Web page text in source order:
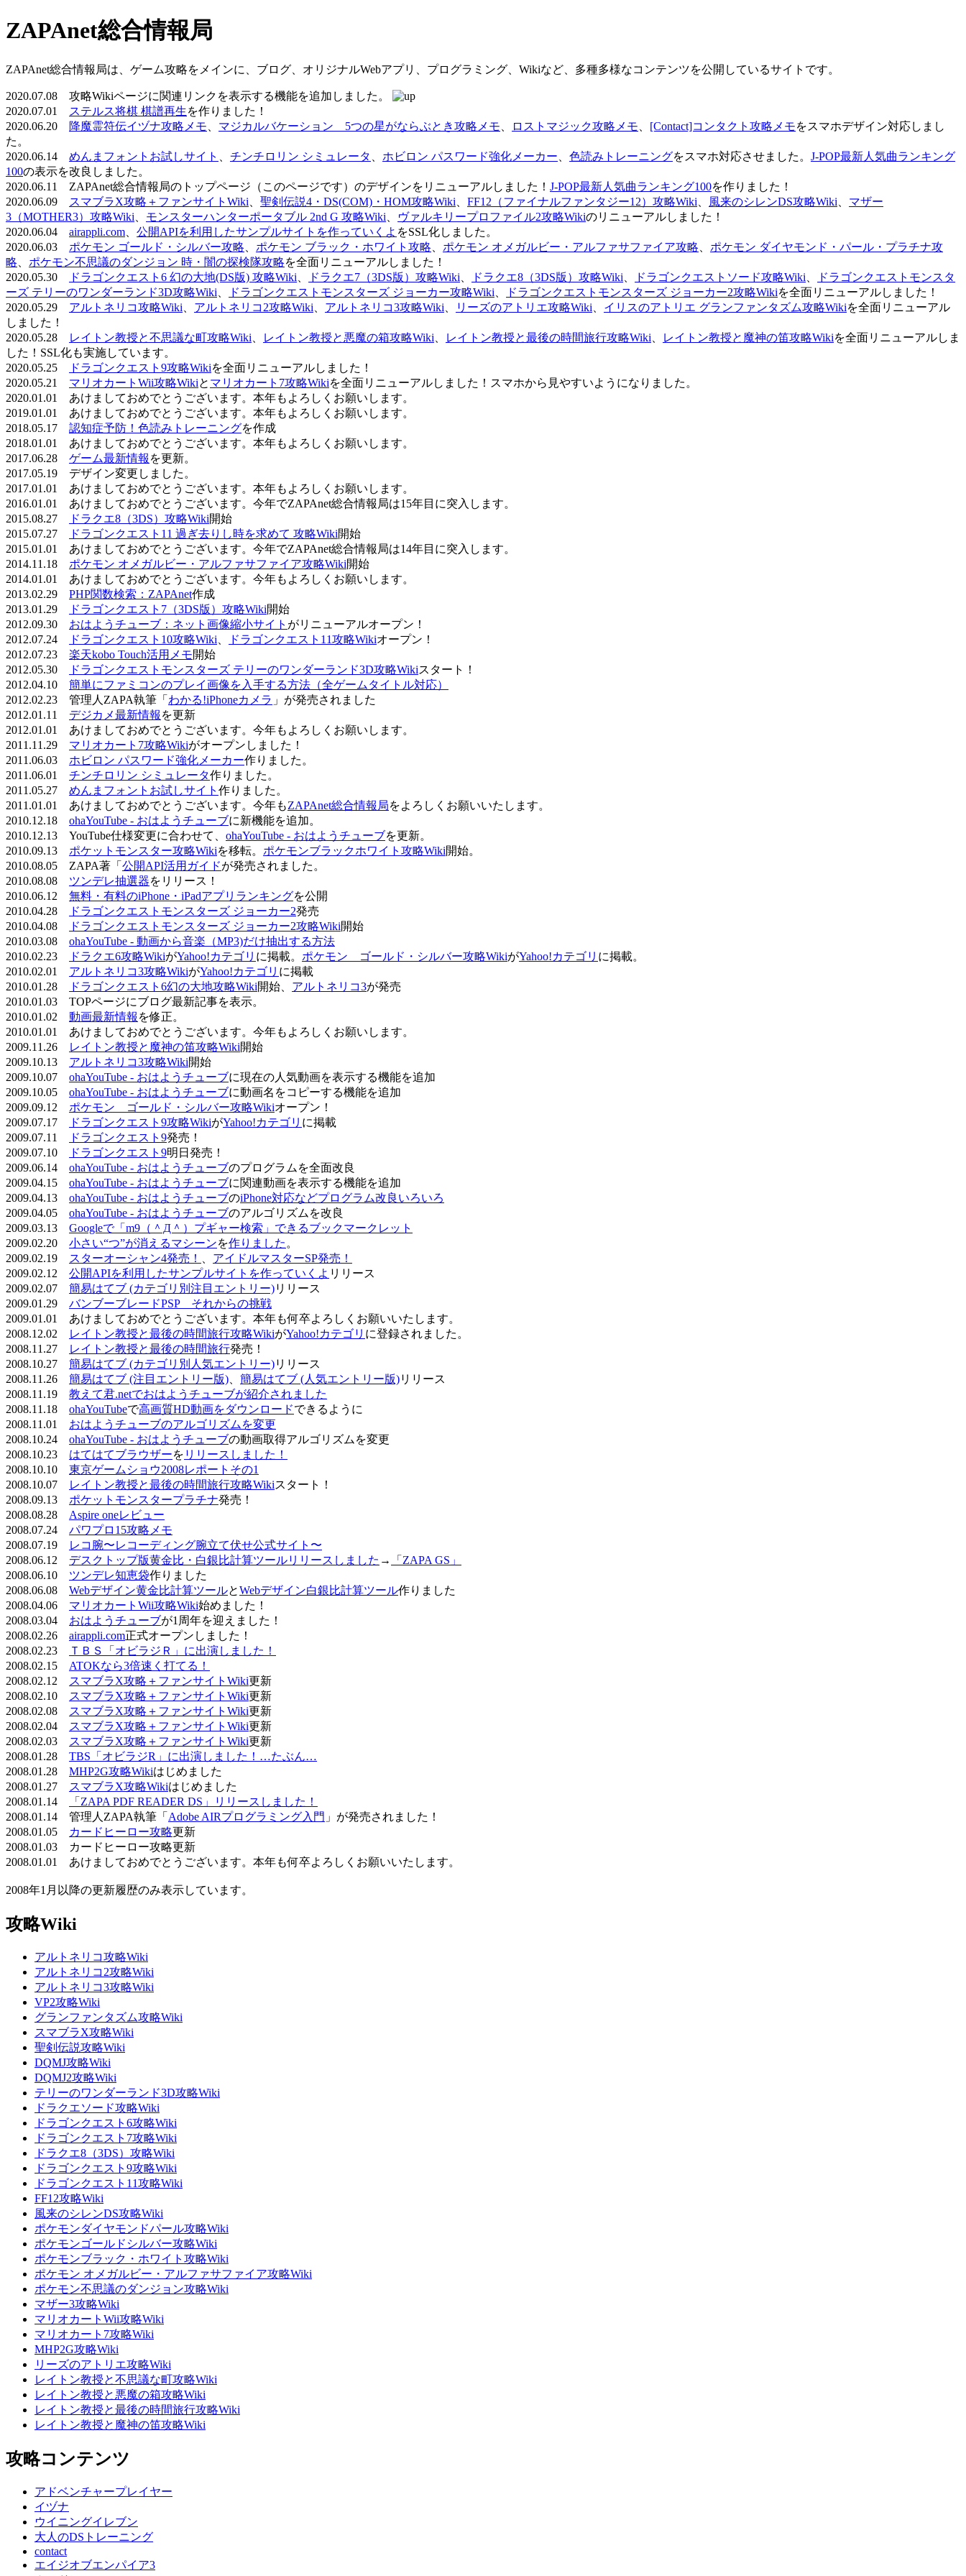
ZAPAnet総合情報局
ZAPAnet総合情報局は、ゲーム攻略をメインに、ブログ、オリジナルWebアプリ、プログラミング、Wikiなど、多種多様なコンテンツを公開しているサイトです。
2020.07.08 攻略Wikiページに関連リンクを表示する機能を追加しました。
2020.07.01
ステルス将棋 棋譜再生を作りました！
2020.06.20
降魔霊符伝イヅナ攻略メモ マジカルバケーション 5つの星がならぶとき攻略メモ ロストマジック攻略メモ [Contact]コンタクト攻略メモをスマホデザイン対応しまし
た。
2020.06.14 めんまフォントお試しサイト チンチロリン シミュレータ ホビロン パスワード強化メーカー 色読みトレーニングをスマホ対応させました。 J-POP最新人気曲ランキング
100の表示を改良しました。
2020.06.11 ZAPAnet総合情報局のトップページ（このページです）のデザインをリニューアルしました！ J-POP最新人気曲ランキング100を作りました！
2020.06.09
スマブラX攻略＋ファンサイトWiki 聖剣伝説4・DS(COM)・HOM攻略Wiki FF12（ファイナルファンタジー12）攻略Wiki 風来のシレンDS攻略Wiki
マザー
3（MOTHER3）攻略Wiki
モンスターハンターポータブル 2nd G 攻略Wiki ヴァルキリープロファイル2攻略Wikiのリニューアルしました！
2020.06.04 airappli.com 公開APIを利用したサンプルサイトを作っていくよ をSSL化しました。
2020.06.03 ポケモン ゴールド・シルバー攻略 ポケモン ブラック・ホワイト攻略 ポケモン オメガルビー・アルファサファイア攻略
ポケモン ダイヤモンド・パール・プラチナ攻
略
ポケモン不思議のダンジョン 時・闇の探検隊攻略を全面リニューアルしました！
2020.05.30
ドラゴンクエスト6 幻の大地(DS版) 攻略Wiki ドラクエ7（3DS版）攻略Wiki ドラクエ8（3DS版）攻略Wiki ドラゴンクエストソード攻略Wiki
ドラゴンクエストモンスタ
ーズ テリーのワンダーランド3D攻略Wiki
ドラゴンクエストモンスターズ ジョーカー攻略Wiki ドラゴンクエストモンスターズ ジョーカー2攻略Wikiを全面リニューアルしました！
2020.05.29 アルトネリコ攻略Wiki アルトネリコ2攻略Wiki アルトネリコ3攻略Wiki リーズのアトリエ攻略Wiki イリスのアトリエ グランファンタズム攻略Wikiを全面リニューアル
しました！
2020.05.28
レイトン教授と不思議な町攻略Wiki レイトン教授と悪魔の箱攻略Wiki レイトン教授と最後の時間旅行攻略Wiki レイトン教授と魔神の笛攻略Wikiを全面リニューアルしま
した！SSL化も実施しています。
2020.05.25
ドラゴンクエスト9攻略Wikiを全面リニューアルしました！
2020.05.21 マリオカートWii攻略Wikiと マリオカート7攻略Wikiを全面リニューアルしました！スマホから見やすいようになりました。
2020.01.01 あけましておめでとうございます。本年もよろしくお願いします。
2019.01.01 あけましておめでとうございます。本年もよろしくお願いします。
2018.05.17 認知症予防！色読みトレーニングを作成
2018.01.01 あけましておめでとうございます。本年もよろしくお願いします。
2017.06.28 ゲーム最新情報 を更新。
2017.05.19 デザイン変更しました。
2017.01.01 あけましておめでとうございます。本年もよろしくお願いします。
2016.01.01 あけましておめでとうございます。今年でZAPAnet総合情報局は15年目に突入します。
2015.08.27
ドラクエ8（3DS）攻略Wiki開始
2015.07.27
ドラゴンクエスト11 過ぎ去りし時を求めて 攻略Wiki開始
2015.01.01 あけましておめでとうございます。今年でZAPAnet総合情報局は14年目に突入します。
2014.11.18 ポケモン オメガルビー・アルファサファイア攻略Wiki開始
2014.01.01 あけましておめでとうございます。今年もよろしくお願いします。
2013.02.29 PHP関数検索：ZAPAnet作成
2013.01.29
ドラゴンクエスト7（3DS版）攻略Wiki開始
2012.09.30 おはようチューブ：ネット画像縮小サイト がリニューアルオープン！
2012.07.24
ドラゴンクエスト10攻略Wiki ドラゴンクエスト11攻略Wikiオープン！
2012.07.23 楽天kobo Touch活用メモ開始
2012.05.30
ドラゴンクエストモンスターズ テリーのワンダーランド3D攻略Wikiスタート！
2012.04.10 簡単にファミコンのプレイ画像を入手する方法（全ゲームタイトル対応）
2012.02.23 管理人ZAPA執筆「 わかる!iPhoneカメラ 」が発売されました
2012.01.11 デジカメ最新情報 を更新
2012.01.01 あけましておめでとうございます。今年もよろしくお願いします。
2011.11.29 マリオカート7攻略Wikiがオープンしました！
2011.06.03 ホビロン パスワード強化メーカー作りました。
2011.06.01 チンチロリン シミュレータ作りました。
2011.05.27 めんまフォントお試しサイト 作りました。
2011.01.01 あけましておめでとうございます。今年もZAPAnet総合情報局をよろしくお願いいたします。
2010.12.18 ohaYouTube - おはようチューブに新機能を追加。
2010.12.13 YouTube仕様変更に合わせて、 ohaYouTube - おはようチューブを更新。
2010.09.13 ポケットモンスター攻略Wikiを移転。 ポケモンブラックホワイト攻略Wiki開始。
2010.08.05 ZAPA著「 公開API活用ガイドが発売されました。
2010.08.08 ツンデレ抽選器をリリース！
2010.06.12 無料・有料のiPhone・iPadアプリランキングを公開
2010.04.28
ドラゴンクエストモンスターズ ジョーカー2発売
2010.04.08
ドラゴンクエストモンスターズ ジョーカー2攻略Wiki開始
2010.03.08 ohaYouTube - 動画から音楽（MP3)だけ抽出する方法
2010.02.23
ドラクエ6攻略WikiがYahoo!カテゴリ に掲載。 ポケモン ゴールド・シルバー攻略WikiがYahoo!カテゴリ に掲載。
2010.02.01 アルトネリコ3攻略WikiがYahoo!カテゴリ に掲載
2010.01.28
ドラゴンクエスト6幻の大地攻略Wiki開始、 アルトネリコ3が発売
2010.01.03 TOPページにブログ最新記事を表示。
2010.01.02 動画最新情報 を修正。
2010.01.01 あけましておめでとうございます。今年もよろしくお願いします。
2009.11.26
レイトン教授と魔神の笛攻略Wiki開始
2009.10.13 アルトネリコ3攻略Wiki開始
2009.10.07 ohaYouTube - おはようチューブに現在の人気動画を表示する機能を追加
2009.10.05 ohaYouTube - おはようチューブに動画名をコピーする機能を追加
2009.09.12 ポケモン ゴールド・シルバー攻略Wikiオープン！
2009.07.17
ドラゴンクエスト9攻略WikiがYahoo!カテゴリ に掲載
2009.07.11
ドラゴンクエスト9発売！
2009.07.10
ドラゴンクエスト9明日発売！
2009.06.14 ohaYouTube - おはようチューブのプログラムを全面改良
2009.04.15 ohaYouTube - おはようチューブに関連動画を表示する機能を追加
2009.04.13 ohaYouTube - おはようチューブのiPhone対応などプログラム改良いろいろ
2009.04.05 ohaYouTube - おはようチューブのアルゴリズムを改良
2009.03.13 Googleで「m9（＾Д＾）プギャー検索」できるブックマークレット
2009.02.20 小さい“つ”が消えるマシーンを作りました 。
2009.02.19
スターオーシャン4発売！
アイドルマスターSP発売！
2009.02.12 公開APIを利用したサンプルサイトを作っていくよ リリース
2009.02.07 簡易はてブ (カテゴリ別注目エントリー)リリース
2009.01.29 バンブーブレードPSP それからの挑戦
2009.01.01 あけましておめでとうございます。本年も何卒よろしくお願いいたします。
2008.12.02
レイトン教授と最後の時間旅行攻略WikiがYahoo!カテゴリ に登録されました。
2008.11.27
レイトン教授と最後の時間旅行発売！
2008.10.27 簡易はてブ (カテゴリ別人気エントリー)リリース
2008.11.26 簡易はてブ (注目エントリー版) 簡易はてブ (人気エントリー版)リリース
2008.11.19 教えて君.netでおはようチューブが紹介されました
2008.11.18 ohaYouTubeで高画質HD動画をダウンロードできるように
2008.11.01 おはようチューブのアルゴリズムを変更
2008.10.24 ohaYouTube - おはようチューブの動画取得アルゴリズムを変更
2008.10.23 はてはてブラウザーを リリースしました！
2008.10.10 東京ゲームショウ2008レポートその1
2008.10.07
レイトン教授と最後の時間旅行攻略Wikiスタート！
2008.09.13 ポケットモンスタープラチナ発売！
2008.08.28 Aspire oneレビュー
2008.07.24 パワプロ15攻略メモ
2008.07.19
レコ腕〜レコーディング腕立て伏せ公式サイト〜
2008.06.12 デスクトップ版黄金比・白銀比計算ツールリリースしました →
「ZAPA GS」
2008.06.10 ツンデレ知恵袋作りました
2008.06.08 Webデザイン黄金比計算ツールとWebデザイン白銀比計算ツール作りました
2008.04.06 マリオカートWii攻略Wiki始めました！
2008.03.04 おはようチューブが1周年を迎えました！
2008.02.26 airappli.com正式オープンしました！
2008.02.23
ＴＢＳ「オビラジＲ」に出演しました！
2008.02.15 ATOKなら3倍速く打てる！
2008.02.12
スマブラX攻略＋ファンサイトWiki更新
2008.02.10
スマブラX攻略＋ファンサイトWiki更新
2008.02.08
スマブラX攻略＋ファンサイトWiki更新
2008.02.04
スマブラX攻略＋ファンサイトWiki更新
2008.02.03
スマブラX攻略＋ファンサイトWiki更新
2008.01.28 TBS「オビラジR」に出演しました！…たぶん…
2008.01.28 MHP2G攻略Wikiはじめました
2008.01.27
スマブラX攻略Wikiはじめました
2008.01.14
「ZAPA PDF READER DS」リリースしました！
2008.01.14 管理人ZAPA執筆「 Adobe AIRプログラミング入門 」が発売されました！
2008.01.05
カードヒーロー攻略更新
2008.01.03 カードヒーロー攻略更新
2008.01.01 あけましておめでとうございます。本年も何卒よろしくお願いいたします。
2008年1月以降の更新履歴のみ表示しています。
攻略Wiki
アルトネリコ攻略Wiki
アルトネリコ2攻略Wiki
アルトネリコ3攻略Wiki
VP2攻略Wiki
グランファンタズム攻略Wiki
スマブラX攻略Wiki
聖剣伝説攻略Wiki
DQMJ攻略Wiki
DQMJ2攻略Wiki
テリーのワンダーランド3D攻略Wiki
ドラクエソード攻略Wiki
ドラゴンクエスト6攻略Wiki
ドラゴンクエスト7攻略Wiki
ドラクエ8（3DS）攻略Wiki
ドラゴンクエスト9攻略Wiki
ドラゴンクエスト11攻略Wiki
FF12攻略Wiki
風来のシレンDS攻略Wiki
ポケモンダイヤモンドパール攻略Wiki
ポケモンゴールドシルバー攻略Wiki
ポケモンブラック・ホワイト攻略Wiki
ポケモン オメガルビー・アルファサファイア攻略Wiki
ポケモン不思議のダンジョン攻略Wiki
マザー3攻略Wiki
マリオカートWii攻略Wiki
マリオカート7攻略Wiki
MHP2G攻略Wiki
リーズのアトリエ攻略Wiki
レイトン教授と不思議な町攻略Wiki
レイトン教授と悪魔の箱攻略Wiki
レイトン教授と最後の時間旅行攻略Wiki
レイトン教授と魔神の笛攻略Wiki
攻略コンテンツ
アドベンチャープレイヤー
イヅナ
ウイニングイレブン
大人のDSトレーニング
contact
エイジオブエンパイア3